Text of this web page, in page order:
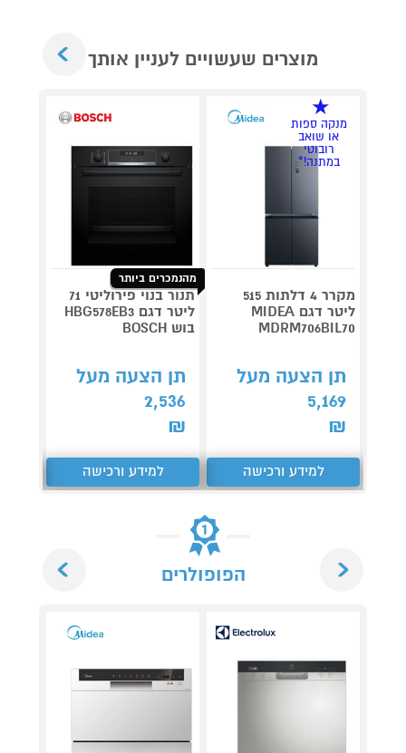
מוצרים שעשויים לעניין אותך
מנקה ספות
או שואב
רובוטי
במתנה!*
מקרר 4 דלתות 515
ליטר דגם MIDEA
MDRM706BIL70
תן הצעה מעל
5,169
₪
למידע ורכישה
מהנמכרים ביותר
תנור בנוי פירוליטי 71
ליטר דגם HBG578EB3
בוש BOSCH
תן הצעה מעל
2,536
₪
למידע ורכישה
הפופולרים